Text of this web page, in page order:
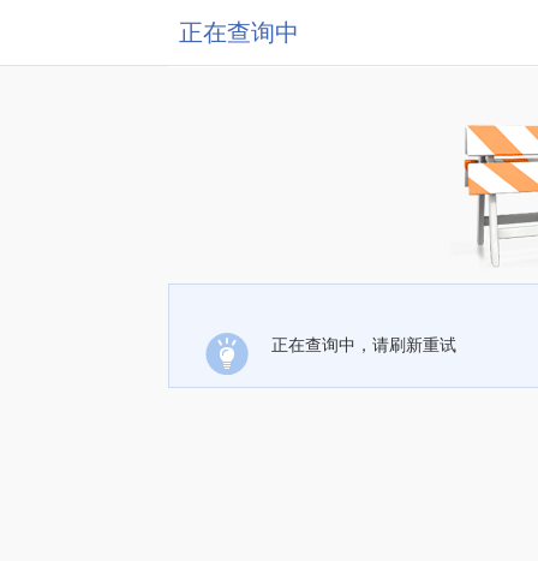
正在查询中
正在查询中，请刷新重试